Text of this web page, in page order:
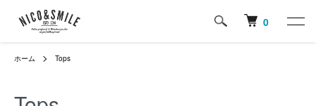
0
ホーム Tops